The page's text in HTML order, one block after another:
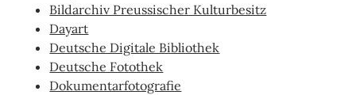
Bildarchiv Preussischer Kulturbesitz
Dayart
Deutsche Digitale Bibliothek
Deutsche Fotothek
Dokumentarfotografie